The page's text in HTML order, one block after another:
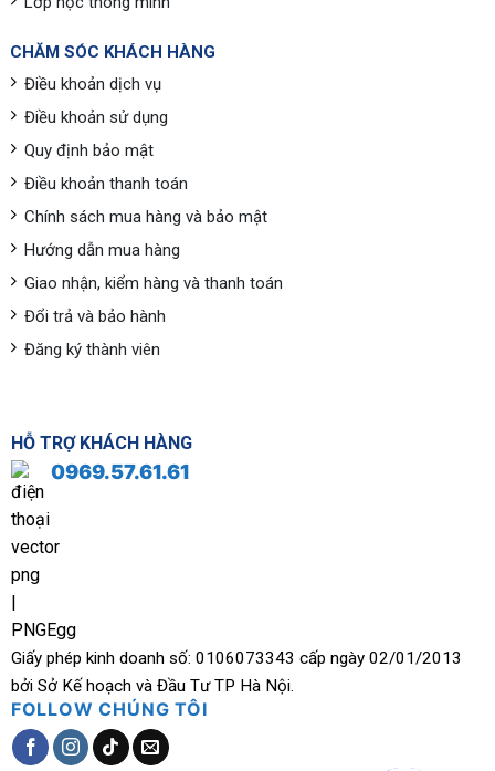
CHĂM SÓC KHÁCH HÀNG
Điều khoản dịch vụ
Điều khoản sử dụng
Quy định bảo mật
Điều khoản thanh toán
Chính sách mua hàng và bảo mật
Hướng dẫn mua hàng
Giao nhận, kiểm hàng và thanh toán
Đổi trả và bảo hành
Đăng ký thành viên
HỖ TRỢ KHÁCH HÀNG
0969.57.61.61
Giấy phép kinh doanh số: 0106073343 cấp ngày 02/01/2013
bởi Sở Kế hoạch và Đầu Tư TP Hà Nội.
FOLLOW CHÚNG TÔI